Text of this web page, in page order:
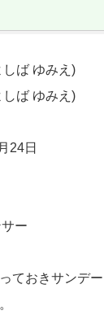
ば ゆみえ)
ば ゆみえ)
24日
ー
ておきサンデ